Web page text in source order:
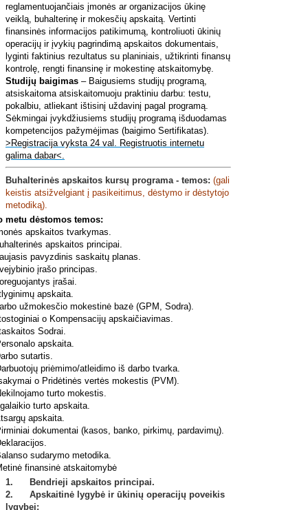
reglamentuojančiais įmonės ar organizacijos ūkinę
veiklą, buhalterinę ir mokesčių apskaitą. Vertinti
finansinės informacijos patikimumą, kontroliuoti ūkinių
operacijų ir įvykių pagrindimą apskaitos dokumentais,
lyginti faktinius rezultatus su planiniais, užtikrinti finansų
kontrolę, rengti finansinę ir mokestinę atskaitomybę.
Studijų baigimas – Baigusiems studijų programą,
atsiskaitoma atsiskaitomuoju praktiniu darbu: testu,
pokalbiu, atliekant ištisinį uždavinį pagal programą.
Sėkmingai įvykdžiusiems studijų programą išduodamas
kompetencijos pažymėjimas (baigimo Sertifikatas).
>Registracija vyksta 24 val. Registruotis internetu
galima dabar<
Buhalterinės apskaitos kursų programa - temos: (gali
keistis atsižvelgiant į pasikeitimus, dėstymo ir dėstytojo
metodiką).
metu dėstomos temos:
apskaitos tvarkymas.
apskaitos principai.
pavyzdinis saskaitų planas.
įrašo principas.
įrašai.
apskaita.
užmokesčio mokestinė bazė (GPM, Sodra).
o Kompensacijų apskaičiavimas.
Sodrai.
apskaita.
sutartis.
priėmimo/atleidimo iš darbo tvarka.
o Pridėtinės vertės mokestis (PVM).
turto mokestis.
turto apskaita.
apskaita.
dokumentai (kasos, banko, pirkimų, pardavimų).
sudarymo metodika.
finansinė atskaitomybė
1. Bendrieji apskaitos principai.
2. Apskaitinė lygybė ir ūkinių operacijų poveikis
lygybei: